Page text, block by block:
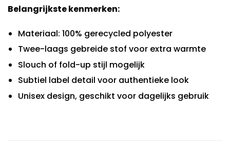
Belangrijkste kenmerken:
Materiaal: 100% gerecycled polyester
Twee-laags gebreide stof voor extra warmte
Slouch of fold-up stijl mogelijk
Subtiel label detail voor authentieke look
Unisex design, geschikt voor dagelijks gebruik